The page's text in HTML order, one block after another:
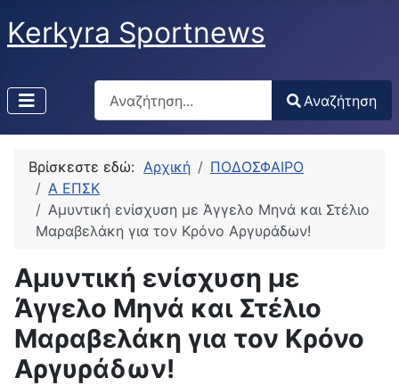
Kerkyra Sportnews
Αναζήτηση
Type 2 or more characters for results.
Αναζήτηση
Βρίσκεστε εδώ: Αρχική
ΠΟΔΟΣΦΑΙΡΟ
Α ΕΠΣΚ
Αμυντική ενίσχυση με Άγγελο Μηνά και Στέλιο
Μαραβελάκη για τον Κρόνο Αργυράδων!
Αμυντική ενίσχυση με
Άγγελο Μηνά και Στέλιο
Μαραβελάκη για τον Κρόνο
Αργυράδων!